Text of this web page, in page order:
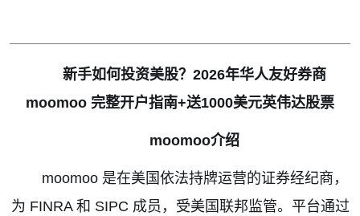
新手如何投资美股？ 2026年华人友好券商
moomoo 完整开户指南+送1000美元英伟达股票
moomoo介绍
moomoo 是在美国依法持牌运营的证券经纪商，
为 FINRA 和 SIPC 成员，受美国联邦监管。平台通过